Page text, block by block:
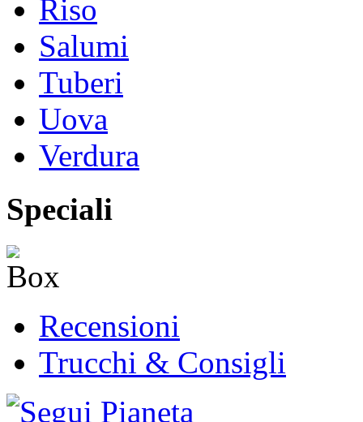
Riso
Salumi
Tuberi
Uova
Verdura
Speciali
Recensioni
Trucchi & Consigli